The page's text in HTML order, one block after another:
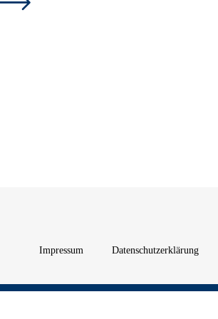
Impressum Datenschutzerklärung